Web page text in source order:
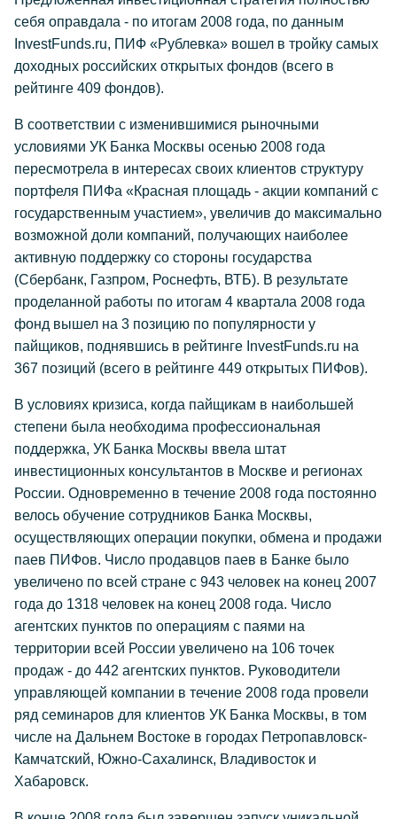
себя оправдала - по итогам 2008 года, по данным
InvestFunds.ru, ПИФ «Рублевка» вошел в тройку самых
доходных российских открытых фондов (всего в
рейтинге 409 фондов).
В соответствии с изменившимися рыночными
условиями УК Банка Москвы осенью 2008 года
пересмотрела в интересах своих клиентов структуру
портфеля ПИФа «Красная площадь - акции компаний с
государственным участием», увеличив до максимально
возможной доли компаний, получающих наиболее
активную поддержку со стороны государства
(Сбербанк, Газпром, Роснефть, ВТБ). В результате
проделанной работы по итогам 4 квартала 2008 года
фонд вышел на 3 позицию по популярности у
пайщиков, поднявшись в рейтинге InvestFunds.ru на
367 позиций (всего в рейтинге 449 открытых ПИФов).
В условиях кризиса, когда пайщикам в наибольшей
степени была необходима профессиональная
поддержка, УК Банка Москвы ввела штат
инвестиционных консультантов в Москве и регионах
России. Одновременно в течение 2008 года постоянно
велось обучение сотрудников Банка Москвы,
осуществляющих операции покупки, обмена и продажи
паев ПИФов. Число продавцов паев в Банке было
увеличено по всей стране с 943 человек на конец 2007
года до 1318 человек на конец 2008 года. Число
агентских пунктов по операциям с паями на
территории всей России увеличено на 106 точек
продаж - до 442 агентских пунктов. Руководители
управляющей компании в течение 2008 года провели
ряд семинаров для клиентов УК Банка Москвы, в том
числе на Дальнем Востоке в городах Петропавловск-
Камчатский, Южно-Сахалинск, Владивосток и
Хабаровск.